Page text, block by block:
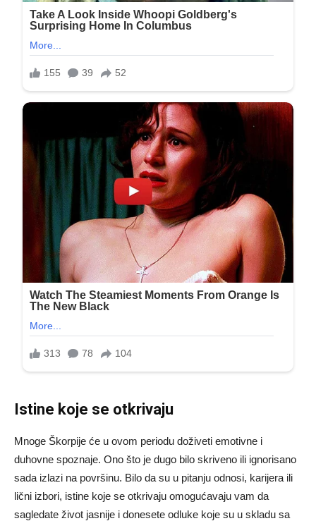
Istine koje se otkrivaju
Mnoge Škorpije će u ovom periodu doživeti emotivne i
duhovne spoznaje. Ono što je dugo bilo skriveno ili ignorisano
sada izlazi na površinu. Bilo da su u pitanju odnosi, karijera ili
lični izbori, istine koje se otkrivaju omogućavaju vam da
sagledate život jasnije i donesete odluke koje su u skladu sa